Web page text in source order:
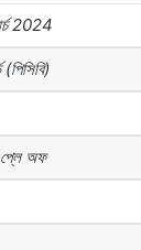
2024
(পিসিবি)
প্লে অফ